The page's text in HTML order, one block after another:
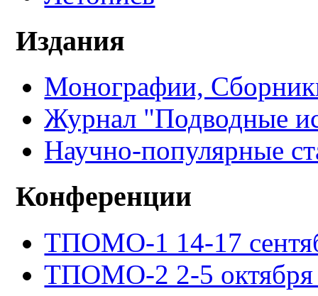
Издания
Монографии,
Журнал "Подводные
Научно-популярные
Конференции
ТПОМО-1 14-17
ТПОМО-2 2-5 октября